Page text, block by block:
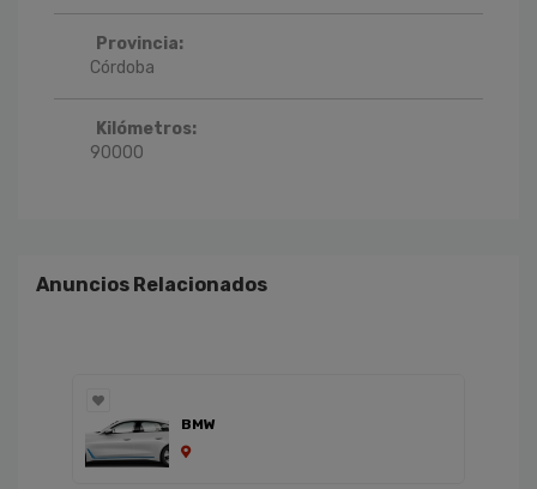
Provincia:
Córdoba
Kilómetros:
90000
Anuncios Relacionados
BMW